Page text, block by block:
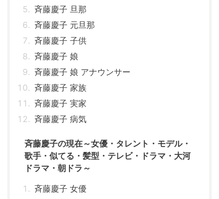
斉藤慶子 旦那
斉藤慶子 元旦那
斉藤慶子 子供
斉藤慶子 娘
斉藤慶子 娘 アナウンサー
斉藤慶子 家族
斉藤慶子 実家
斉藤慶子 病気
斉藤慶子の現在～女優・タレント・モデル・
歌手・似てる・髪型・テレビ・ドラマ・大河
ドラマ・朝ドラ～
斉藤慶子 女優